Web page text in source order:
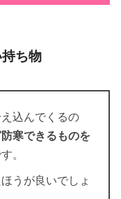
ち物
込んでくるの
寒できるものを
。
うが良いでしょ